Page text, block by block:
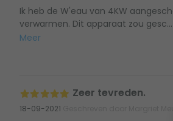
Ik heb de W'eau van 4KW
verwarmen. Dit apparaat zou gesc...
Meer
Zeer tevreden.
18-09-2021 Geschreven door Margriet